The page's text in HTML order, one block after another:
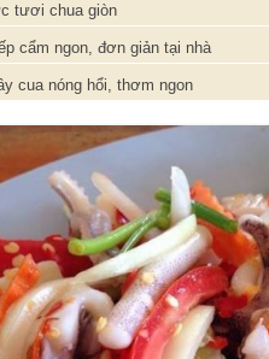
tươi chua giòn
cẩm ngon, đơn giản tại nhà
cua nóng hổi, thơm ngon